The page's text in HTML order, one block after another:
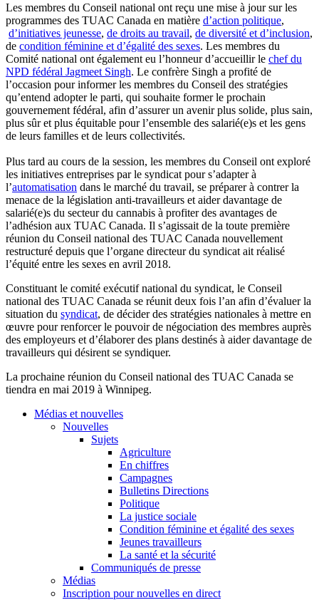
Les membres du Conseil national ont reçu une mise à jour sur les
programmes des TUAC Canada en matière d’action politique,
d’initiatives jeunesse, de droits au travail, de diversité et d’inclusion,
de condition féminine et d’égalité des sexes. Les membres du
Comité national ont également eu l’honneur d’accueillir le chef du
NPD fédéral Jagmeet Singh. Le confrère Singh a profité de
l’occasion pour informer les membres du Conseil des stratégies
qu’entend adopter le parti, qui souhaite former le prochain
gouvernement fédéral, afin d’assurer un avenir plus solide, plus sain,
plus sûr et plus équitable pour l’ensemble des salarié(e)s et les gens
de leurs familles et de leurs collectivités.
Plus tard au cours de la session, les membres du Conseil ont exploré
les initiatives entreprises par le syndicat pour s’adapter à
l’automatisation dans le marché du travail, se préparer à contrer la
menace de la législation anti-travailleurs et aider davantage de
salarié(e)s du secteur du cannabis à profiter des avantages de
l’adhésion aux TUAC Canada. Il s’agissait de la toute première
réunion du Conseil national des TUAC Canada nouvellement
restructuré depuis que l’organe directeur du syndicat ait réalisé
l’équité entre les sexes en avril 2018.
Constituant le comité exécutif national du syndicat, le Conseil
national des TUAC Canada se réunit deux fois l’an afin d’évaluer la
situation du syndicat, de décider des stratégies nationales à mettre en
œuvre pour renforcer le pouvoir de négociation des membres auprès
des employeurs et d’élaborer des plans destinés à aider davantage de
travailleurs qui désirent se syndiquer.
La prochaine réunion du Conseil national des TUAC Canada se
tiendra en mai 2019 à Winnipeg.
Médias et nouvelles
Nouvelles
Sujets
Agriculture
En chiffres
Campagnes
Bulletins Directions
Politique
La justice sociale
Condition féminine et égalité des sexes
Jeunes travailleurs
La santé et la sécurité
Communiqués de presse
Médias
Inscription pour nouvelles en direct